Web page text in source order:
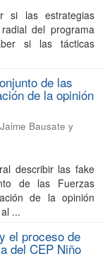
si las estrategias
del programa
si las tácticas
de las
de la opinión
Bausate y
describir las fake
de las Fuerzas
de la opinión
...
el proceso de
del CEP Niño